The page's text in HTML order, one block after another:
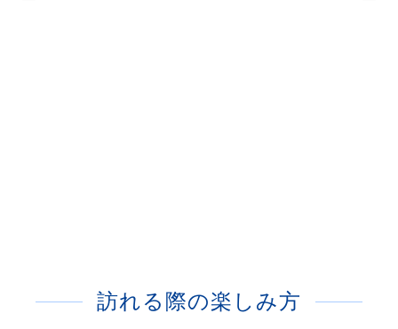
訪れる際の楽しみ方